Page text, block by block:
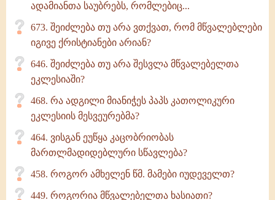
ადამიანთა საუბრებს, რომლებიც...
673. შეიძლება თუ არა ვთქვათ, რომ მწვალებლები
იგივე ქრისტიანები არიან?
646. შეიძლება თუ არა შესვლა მწვალებელთა
ეკლესიაში?
468. რა ადგილი მიანიჭეს პაპს კათოლიკური
ეკლესიის მესვეურებმა?
464. ვისგან ეუწყა კაცობრიობას
მართლმადიდებლური სწავლება?
458. როგორ ამხელენ წმ. მამები იუდეველთ?
449. როგორია მწვალებელთა ხასიათი?